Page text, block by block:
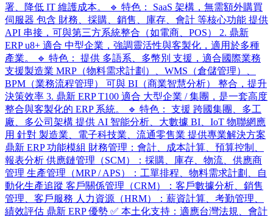
署、降低 IT 維護成本。 🔹 特色： SaaS 架構，無需額外購買
伺服器 包含 財務、採購、銷售、庫存、會計 等核心功能 提供
API 串接，可與第三方系統整合（如電商、POS） 2. 鼎新
ERP u8+ 適合 中型企業，強調靈活性與客製化，適用於多種
產業。 🔹 特色： 提供 多語系、多幣別 支援，適合國際業務
支援製造業 MRP（物料需求計劃）、WMS（倉儲管理）、
BPM（業務流程管理） 可與 BI（商業智慧分析） 整合，提升
決策效率 3. 鼎新 ERP T100 適合 大型企業 / 集團，是一套高度
整合與客製化的 ERP 系統。 🔹 特色： 支援 跨國集團、多工
廠、多公司架構 提供 AI 智能分析、大數據 BI、IoT 物聯網應
用 針對 製造業、電子科技業、流通零售業 提供專業解決方案
鼎新 ERP 功能模組 財務管理：會計、成本計算、預算控制、
報表分析 供應鏈管理（SCM）：採購、庫存、物流、供應商
管理 生產管理（MRP / APS）：工單排程、物料需求計劃、自
動化生產追蹤 客戶關係管理（CRM）：客戶數據分析、銷售
管理、客戶服務 人力資源（HRM）：薪資計算、考勤管理、
績效評估 鼎新 ERP 優勢 ✅ 本土化支持：適應台灣法規、會計